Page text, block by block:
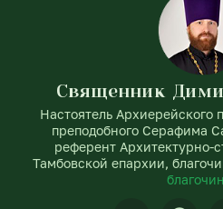
Священник
Настоятель Архиерейского
преподобного Серафима
референт Архитектурно-
Тамбовской епархии,